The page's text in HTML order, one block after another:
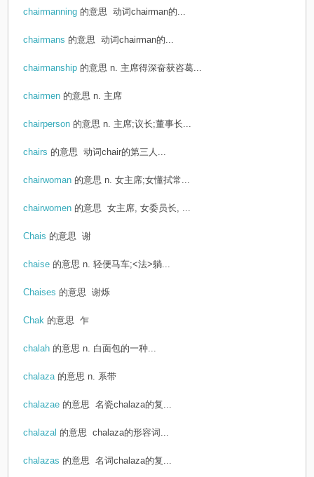
chairmanning 的意思 动词chairman的...
chairmans 的意思 动词chairman的...
chairmanship 的意思 n. 主席得深奋获咨葛...
chairmen 的意思 n. 主席
chairperson 的意思 n. 主席;议长;董事长...
chairs 的意思 动词chair的第三人...
chairwoman 的意思 n. 女主席;女懂拭常...
chairwomen 的意思 女主席, 女委员长, ...
Chais 的意思 谢
chaise 的意思 n. 轻便马车;<法>躺...
Chaises 的意思 谢烁
Chak 的意思 乍
chalah 的意思 n. 白面包的一种...
chalaza 的意思 n. 系带
chalazae 的意思 名瓷chalaza的复...
chalazal 的意思 chalaza的形容词...
chalazas 的意思 名词chalaza的复...